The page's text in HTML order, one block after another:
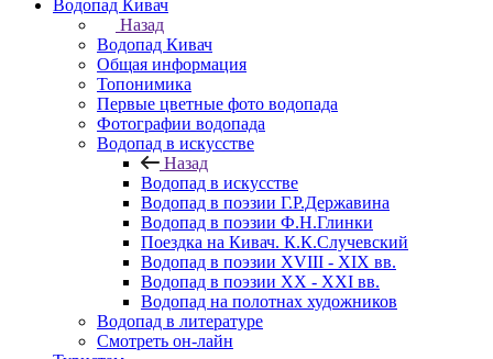
Водопад Кивач
Назад
Водопад Кивач
Общая информация
Топонимика
Первые цветные фото водопада
Фотографии водопада
Водопад в искусстве
Назад
Водопад в искусстве
Водопад в поэзии Г.Р.Державина
Водопад в поэзии Ф.Н.Глинки
Поездка на Кивач. К.К.Случевский
Водопад в поэзии XVIII - XIX вв.
Водопад в поэзии XX - XXI вв.
Водопад на полотнах художников
Водопад в литературе
Смотреть он-лайн